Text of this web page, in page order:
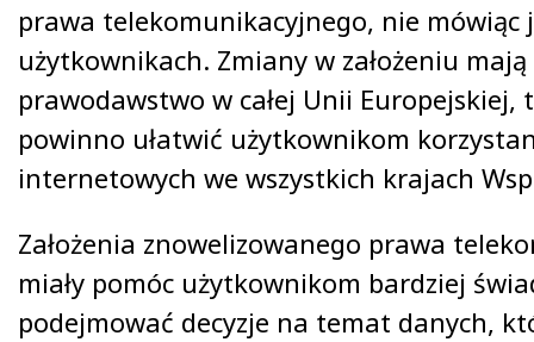
prawa telekomunikacyjnego, nie mówiąc
użytkownikach. Zmiany w założeniu
prawodawstwo w całej Unii
powinno ułatwić użytkownikom
internetowych we wszystkich krajach
Założenia znowelizowanego prawa
miały pomóc użytkownikom bardziej
podejmować decyzje na temat danych,